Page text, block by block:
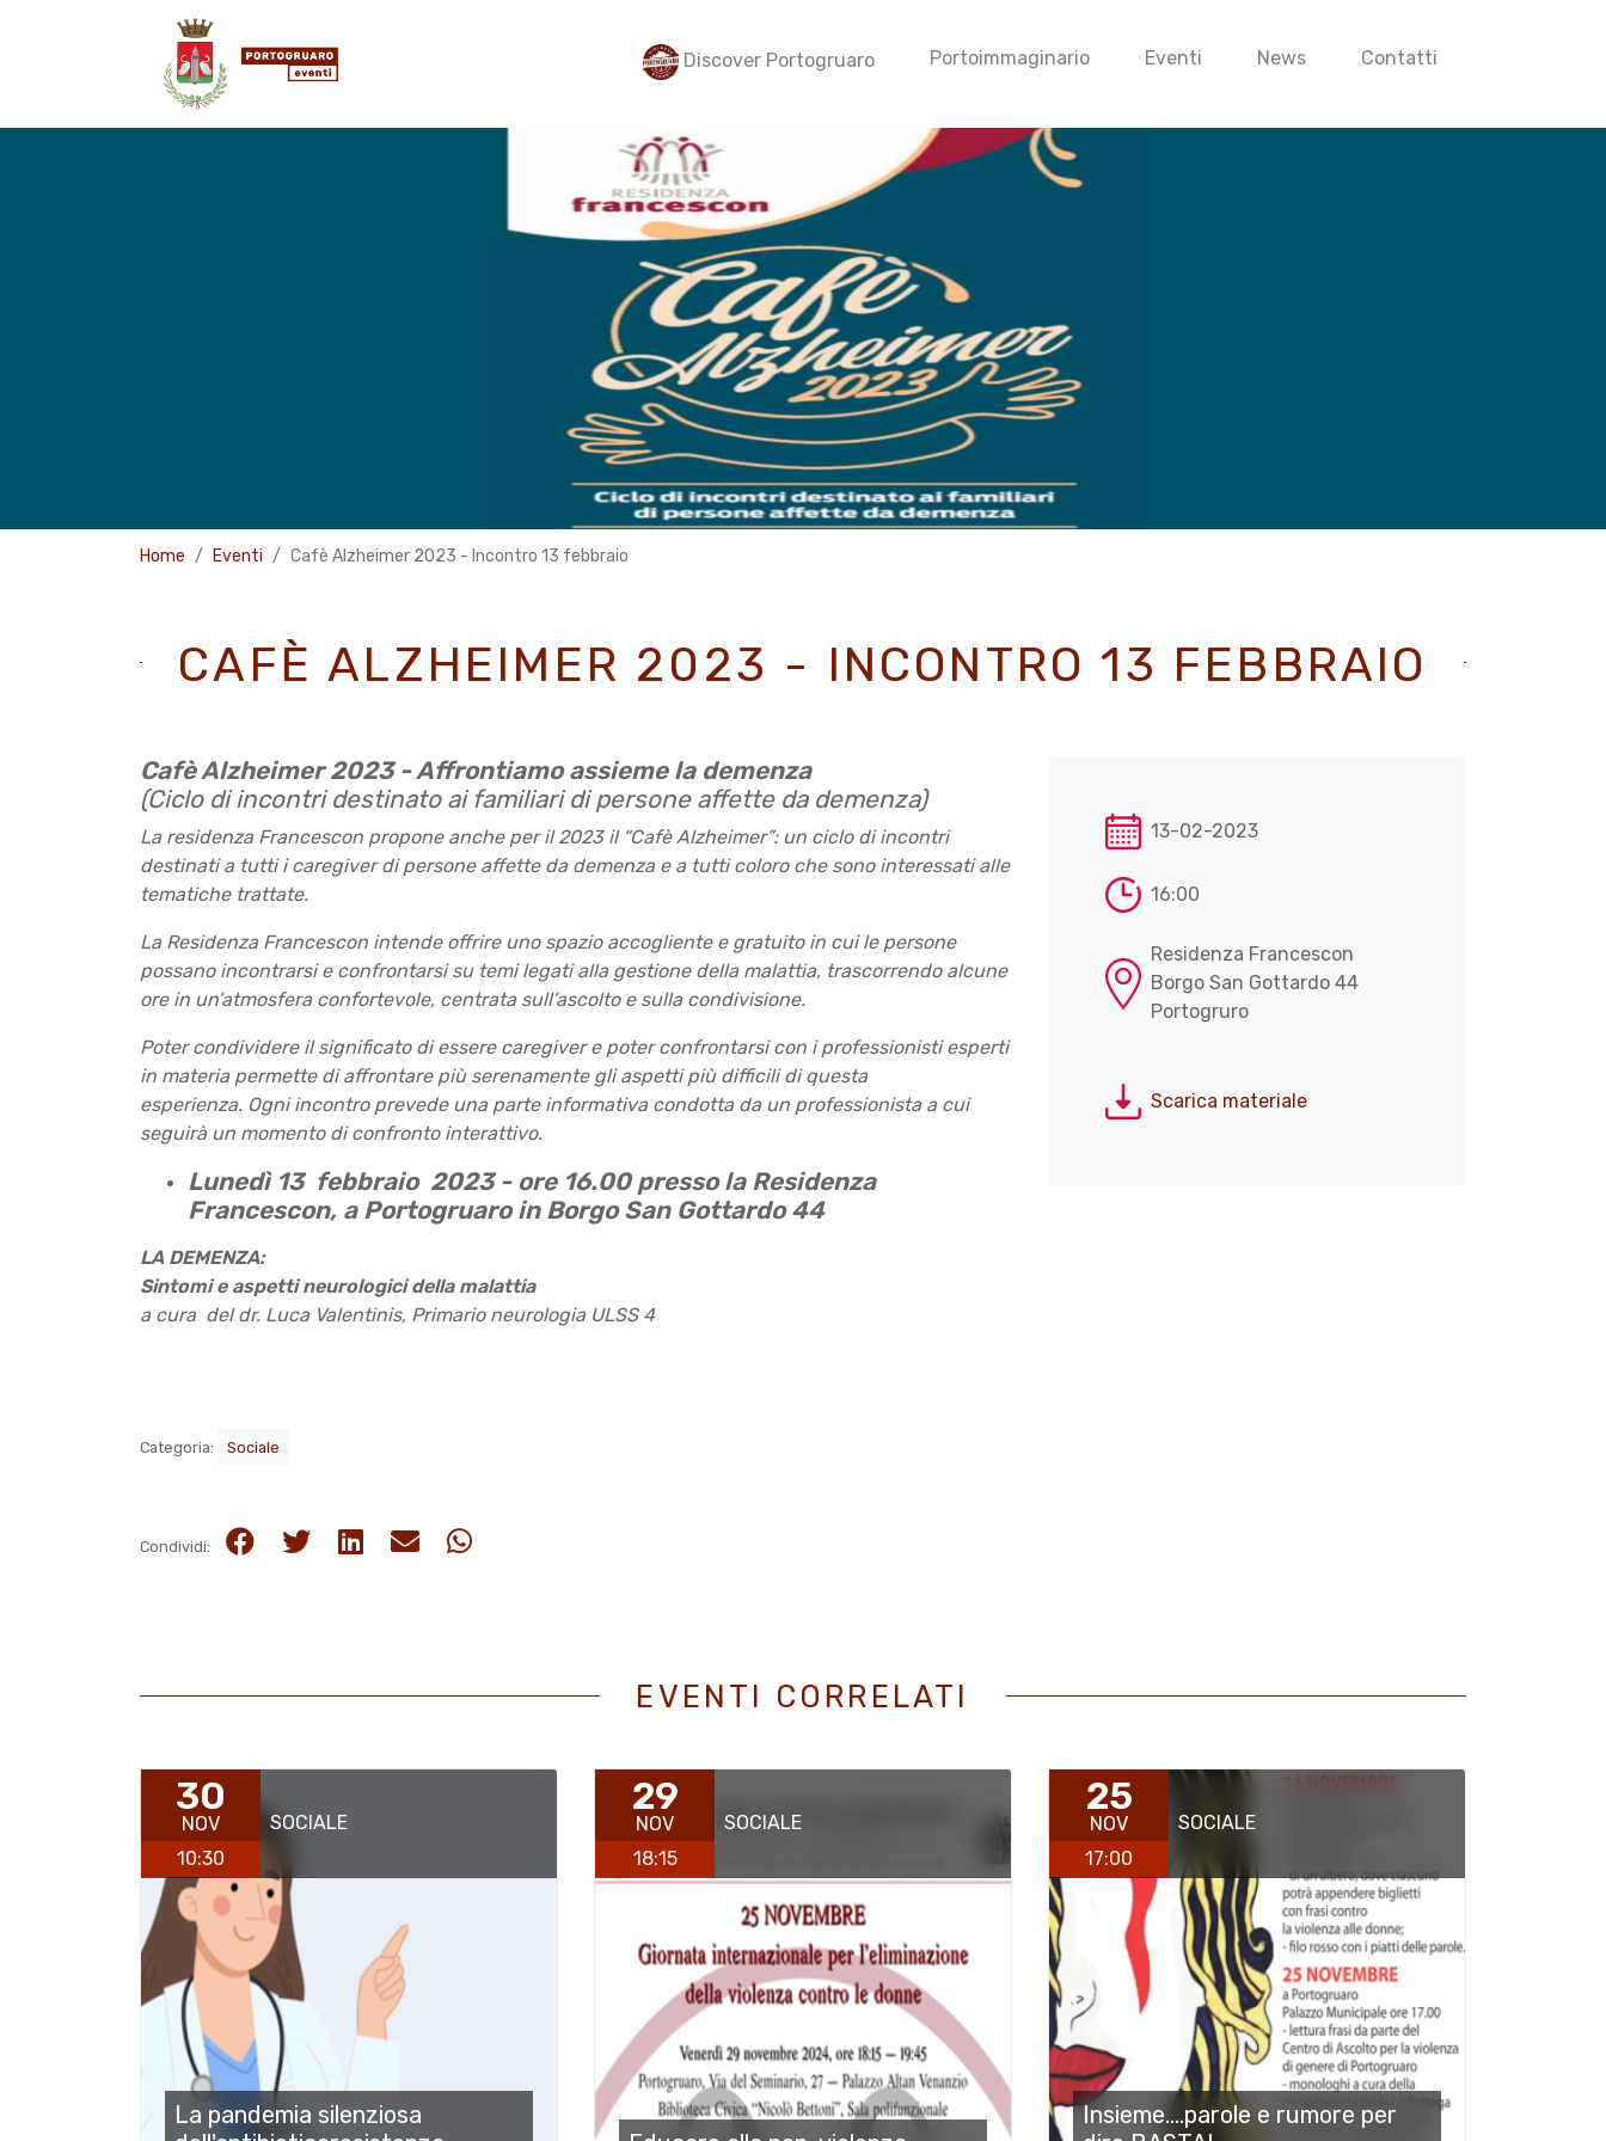
Discover Portogruaro Portoimmaginario Eventi News Contatti
Home Eventi Cafè Alzheimer 2023 - Incontro 13 febbraio
CAFÈ ALZHEIMER 2023 - INCONTRO 13 FEBBRAIO
13-02-2023
16:00
Residenza Francescon
Borgo San Gottardo 44
Portogruro
Scarica materiale
Cafè Alzheimer 2023 - Affrontiamo assieme la demenza
(Ciclo di incontri destinato ai familiari di persone affette da demenza)
La residenza Francescon propone anche per il 2023 il “Cafè Alzheimer”: un ciclo di incontri
destinati a tutti i caregiver di persone affette da demenza e a tutti coloro che sono interessati alle
tematiche trattate.
La Residenza Francescon intende offrire uno spazio accogliente e gratuito in cui le persone
possano incontrarsi e confrontarsi su temi legati alla gestione della malattia, trascorrendo alcune
ore in un’atmosfera confortevole, centrata sull’ascolto e sulla condivisione.
Poter condividere il significato di essere caregiver e poter confrontarsi con i professionisti esperti
in materia permette di affrontare più serenamente gli aspetti più difficili di questa
esperienza. Ogni incontro prevede una parte informativa condotta da un professionista a cui
seguirà un momento di confronto interattivo.
Lunedì 13 febbraio 2023 - ore 16.00 presso la Residenza
Francescon, a Portogruaro in Borgo San Gottardo 44
LA DEMENZA:
Sintomi e aspetti neurologici della malattia
a cura del dr. Luca Valentinis, Primario neurologia ULSS 4
Categoria: Sociale
Condividi:
EVENTI CORRELATI
30
NOV
10:30
SOCIALE
La pandemia silenziosa
29
NOV
18:15
SOCIALE
25
NOV
17:00
SOCIALE
Insieme....parole e rumore per